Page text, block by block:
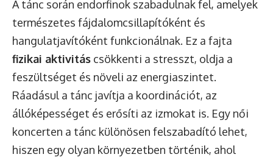
A tánc során endorfinok szabadulnak fel, amelyek
természetes fájdalomcsillapítóként és
hangulatjavítóként funkcionálnak. Ez a fajta
fizikai aktivitás csökkenti a stresszt, oldja a
feszültséget és növeli az energiaszintet.
Ráadásul a tánc javítja a koordinációt, az
állóképességet és erősíti az izmokat is. Egy női
koncerten a tánc különösen felszabadító lehet,
hiszen egy olyan környezetben történik, ahol